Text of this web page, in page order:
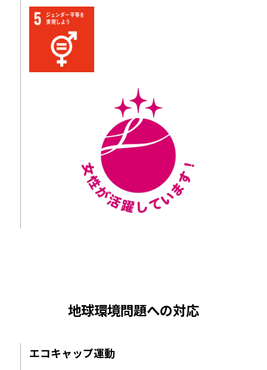
地球環境問題への対応
エコキャップ運動